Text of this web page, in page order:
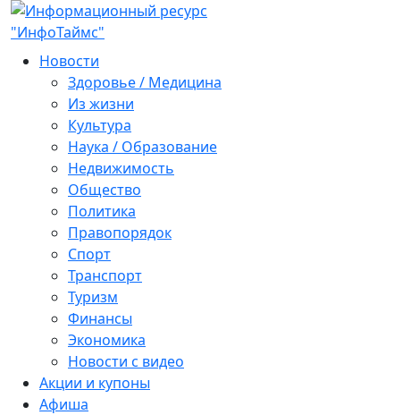
Новости
Здоровье / Медицина
Из жизни
Культура
Наука / Образование
Недвижимость
Общество
Политика
Правопорядок
Спорт
Транспорт
Туризм
Финансы
Экономика
Новости с видео
Акции и купоны
Афиша